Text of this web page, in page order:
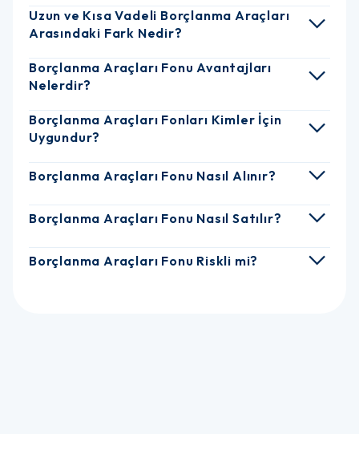
Uzun ve Kısa Vadeli Borçlanma Araçları
Arasındaki Fark Nedir?
Borçlanma Araçları Fonu Avantajları
Nelerdir?
Borçlanma Araçları Fonları Kimler İçin
Uygundur?
Borçlanma Araçları Fonu Nasıl Alınır?
Borçlanma Araçları Fonu Nasıl Satılır?
Borçlanma Araçları Fonu Riskli mi?